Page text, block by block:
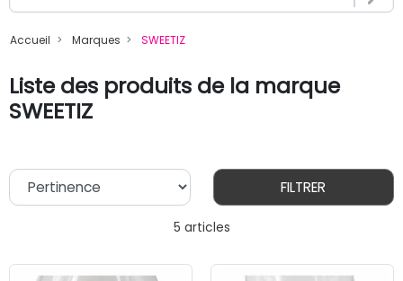
Accueil Marques SWEETIZ
Liste des produits de la marque
SWEETIZ
5 articles
FILTRER